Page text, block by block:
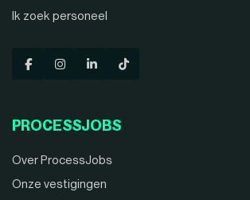
Ik zoek personeel
PROCESSJOBS
Over ProcessJobs
Onze vestigingen